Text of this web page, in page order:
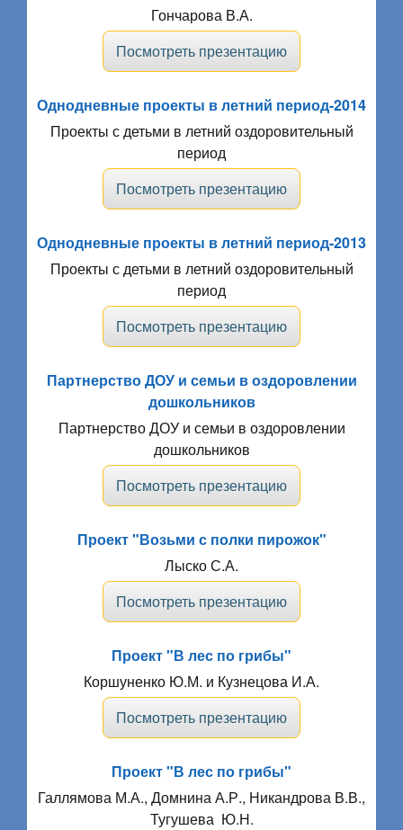
Гончарова В.А.
Посмотреть презентацию
Однодневные проекты в летний период-2014
Проекты с детьми в летний оздоровительный
период
Посмотреть презентацию
Однодневные проекты в летний период-2013
Проекты с детьми в летний оздоровительный
период
Посмотреть презентацию
Партнерство ДОУ и семьи в оздоровлении
дошкольников
Партнерство ДОУ и семьи в оздоровлении
дошкольников
Посмотреть презентацию
Проект "Возьми с полки пирожок"
Лыско С.А.
Посмотреть презентацию
Проект "В лес по грибы"
Коршуненко Ю.М. и Кузнецова И.А.
Посмотреть презентацию
Проект "В лес по грибы"
Галлямова М.А., Домнина А.Р., Никандрова В.В.,
Тугушева Ю.Н.